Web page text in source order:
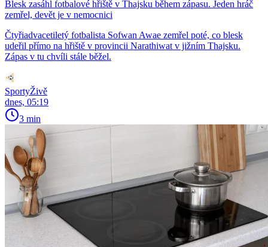
Blesk zasáhl fotbalové hřiště v Thajsku během zápasu. Jeden hráč
zemřel, devět je v nemocnici
Čtyřiadvacetiletý fotbalista Sofwan Awae zemřel poté, co blesk
udeřil přímo na hřiště v provincii Narathiwat v jižním Thajsku.
Zápas v tu chvíli stále běžel.
SportyŽivě
dnes, 05:19
3 min